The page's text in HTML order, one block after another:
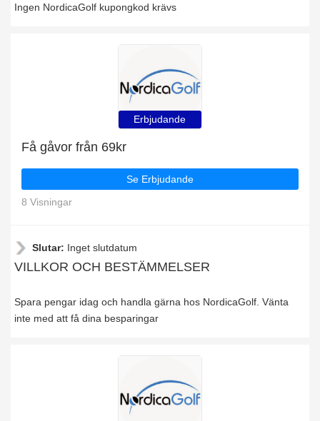
Ingen NordicaGolf kupongkod krävs
Erbjudande
Få gåvor från 69kr
Se Erbjudande
8 Visningar
Slutar: Inget slutdatum
VILLKOR OCH BESTÄMMELSER
Spara pengar idag och handla gärna hos NordicaGolf. Vänta
inte med att få dina besparingar